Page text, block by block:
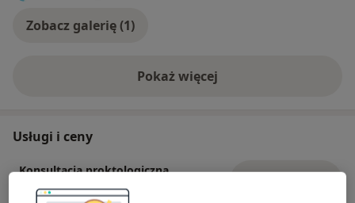
Zobacz galerię (1)
Pokaż więcejo doświadczeniu
Usługi i ceny
Konsultacja proktologiczna
Od 320 zł Szczegóły